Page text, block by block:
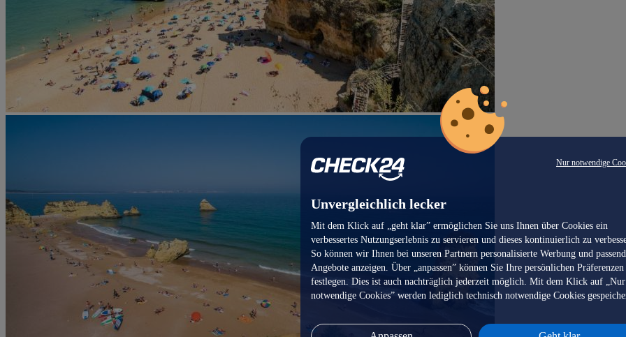
Nur notwendige
Unvergleichlich lecker
Mit dem Klick auf „geht klar” ermöglichen Sie uns Ihnen über Cookies ein
verbessertes Nutzungserlebnis zu servieren und dieses kontinuierlich zu
So können wir Ihnen bei unseren Partnern personalisierte Werbung und
Angebote anzeigen. Über „anpassen” können Sie Ihre persönlichen Präferenzen
festlegen. Dies ist auch nachträglich jederzeit möglich. Mit dem Klick auf „Nur
notwendige Cookies” werden lediglich technisch notwendige Cookies